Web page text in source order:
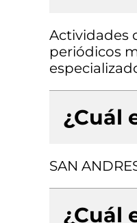
Actividades
periódicos
¿Cuál
SAN
¿Cuál